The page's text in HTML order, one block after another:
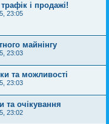
і продажі!
23:05
майнінгу
23:03
та можливості
23:03
та очікування
23:02